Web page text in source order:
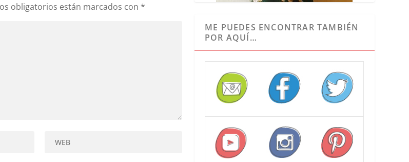
obligatorios están marcados con *
ME PUEDES ENCONTRAR TAMBIÉN
POR AQUÍ…